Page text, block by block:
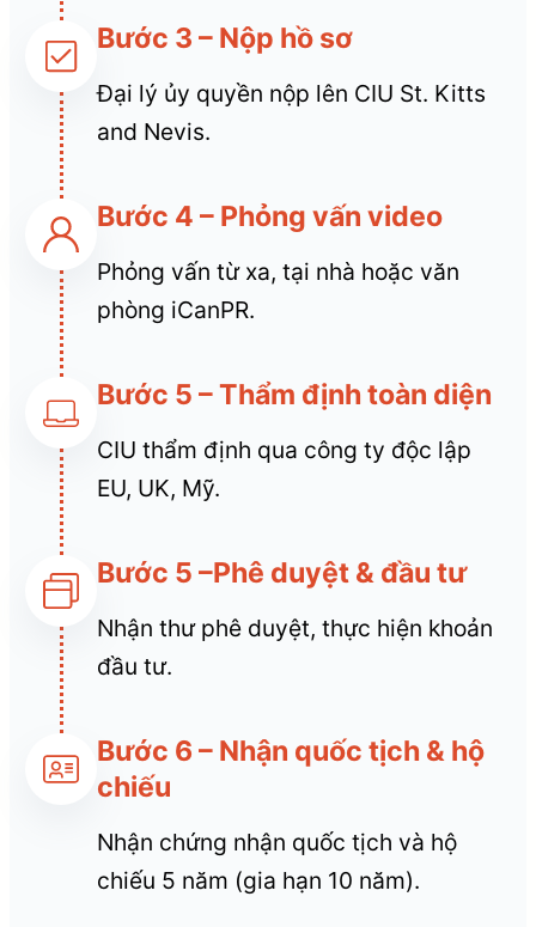
Bước 3 – Nộp hồ sơ
Đại lý ủy quyền nộp lên CIU St. Kitts
and Nevis.
Bước 4 – Phỏng vấn video
Phỏng vấn từ xa, tại nhà hoặc văn
phòng iCanPR.
Bước 5 – Thẩm định toàn diện
CIU thẩm định qua công ty độc lập
EU, UK, Mỹ.
Bước 5 –Phê duyệt & đầu tư
Nhận thư phê duyệt, thực hiện khoản
đầu tư.
Bước 6 – Nhận quốc tịch & hộ
chiếu
Nhận chứng nhận quốc tịch và hộ
chiếu 5 năm (gia hạn 10 năm).